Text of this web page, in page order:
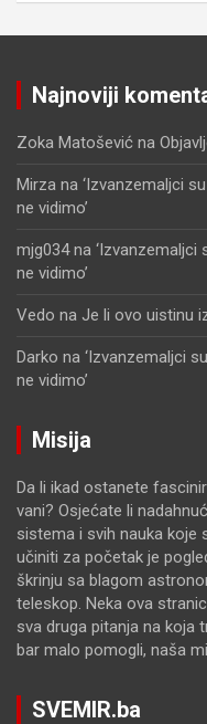
Najnoviji
Zoka Matošević na
Mirza na ‘Izvanzemaljci
ne vidimo’
mjg034na ‘Izvanzemaljci
ne vidimo’
Vedo na Je li ovo uistinu
Darko na ‘Izvanzemaljci
ne vidimo’
Misija
Da li ikad ostanete
vani? Osjećate li
sistema i svih nauka koje
učiniti za početak je
škrinju sa blagom
teleskop. Neka ova
sva druga pitanja na koja
bar malo pomogli, naša
SVEMIR.ba